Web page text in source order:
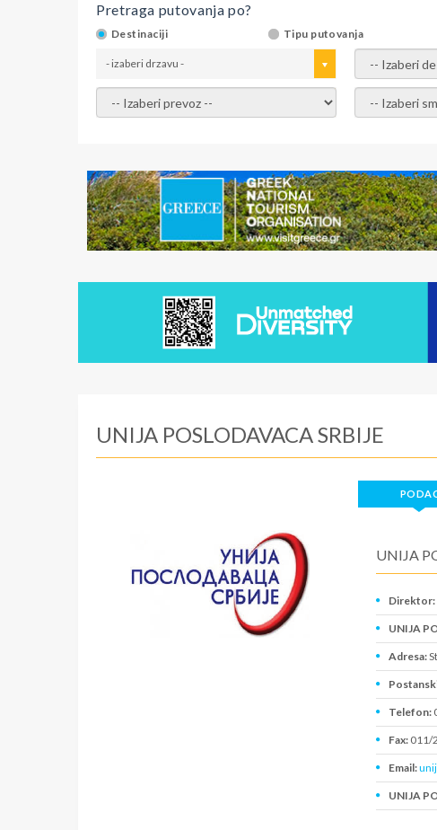
Pretraga putovanja po?
Destinaciji Tipu putovanja
- izaberi drzavu - - izaberi
- izaberi prevoz - - Izaberite
UNIJA POSLODAVACA SRBIJE
UNIJA
Direktor:
UNIJA
Adresa:
Telefon:
Fax:011/
Email:
UNIJA